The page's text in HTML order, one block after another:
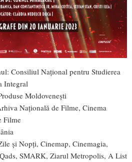
Consiliul Național pentru Studierea
Integral
Moldovenești
Națională de Filme, Cinema
Filme
și Nopți, Cinemap, Cinemagia,
SMARK, Ziarul Metropolis, A List